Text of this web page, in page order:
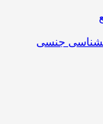
جنسی